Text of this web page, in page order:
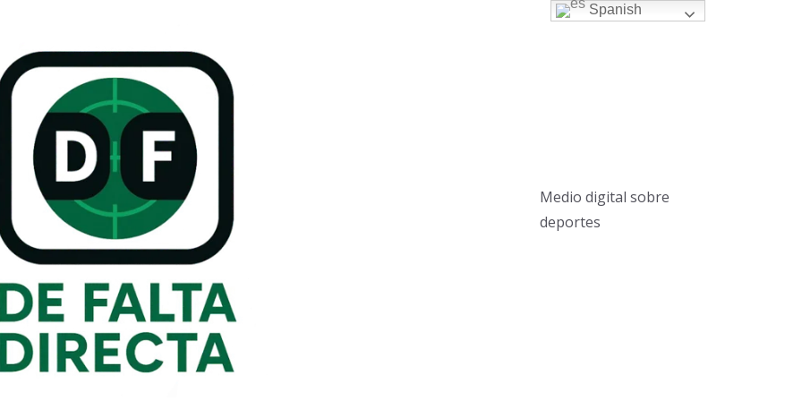
Medio digital sobre
deportes
Spanish